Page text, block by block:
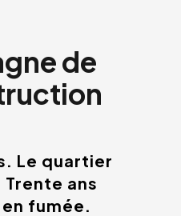
de
Le quartier
ans
fumée.